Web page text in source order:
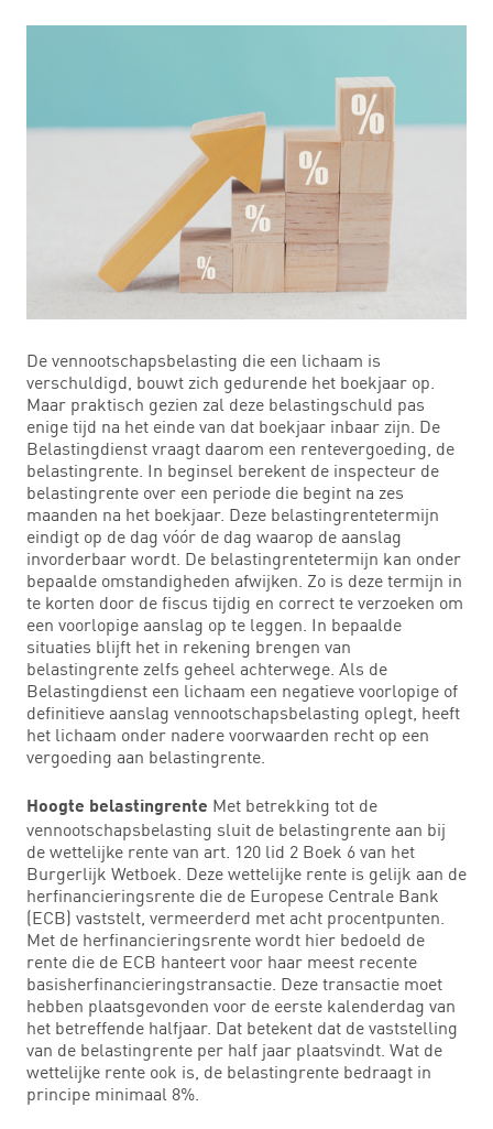
De vennootschapsbelasting die een lichaam is
verschuldigd, bouwt zich gedurende het boekjaar op.
Maar praktisch gezien zal deze belastingschuld pas
enige tijd na het einde van dat boekjaar inbaar zijn. De
Belastingdienst vraagt daarom een rentevergoeding, de
belastingrente. In beginsel berekent de inspecteur de
belastingrente over een periode die begint na zes
maanden na het boekjaar. Deze belastingrentetermijn
eindigt op de dag vóór de dag waarop de aanslag
invorderbaar wordt. De belastingrentetermijn kan onder
bepaalde omstandigheden afwijken. Zo is deze termijn in
te korten door de fiscus tijdig en correct te verzoeken om
een voorlopige aanslag op te leggen. In bepaalde
situaties blijft het in rekening brengen van
belastingrente zelfs geheel achterwege. Als de
Belastingdienst een lichaam een negatieve voorlopige of
definitieve aanslag vennootschapsbelasting oplegt, heeft
het lichaam onder nadere voorwaarden recht op een
vergoeding aan belastingrente.
Hoogte belastingrente Met betrekking tot de
vennootschapsbelasting sluit de belastingrente aan bij
de wettelijke rente van art. 120 lid 2 Boek 6 van het
Burgerlijk Wetboek. Deze wettelijke rente is gelijk aan de
herfinancieringsrente die de Europese Centrale Bank
(ECB) vaststelt, vermeerderd met acht procentpunten.
Met de herfinancieringsrente wordt hier bedoeld de
rente die de ECB hanteert voor haar meest recente
basisherfinancieringstransactie. Deze transactie moet
hebben plaatsgevonden voor de eerste kalenderdag van
het betreffende halfjaar. Dat betekent dat de vaststelling
van de belastingrente per half jaar plaatsvindt. Wat de
wettelijke rente ook is, de belastingrente bedraagt in
principe minimaal 8%.